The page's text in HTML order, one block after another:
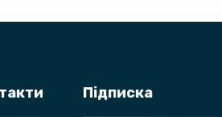
Підписка